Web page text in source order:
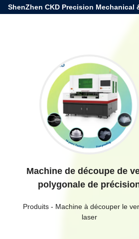
ShenZhen CKD Precision Mechanical
Machine de découpe de
polygonale de
Produits- Machine à découper le
laser